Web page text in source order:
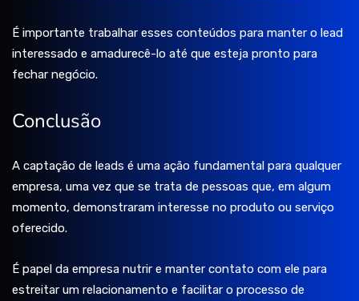
É importante trabalhar esses conteúdos para manter o lead
interessado e amadurecê-lo até que esteja pronto para
fechar negócio.
Conclusão
A captação de leads é uma ação fundamental para qualquer
empresa, uma vez que se trata de pessoas que, em algum
momento, demonstraram interesse no produto ou serviço
oferecido.
É papel da empresa nutrir e manter contato com ele para
estreitar um relacionamento e facilitar o processo de